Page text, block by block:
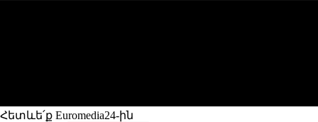
Հետևե՛ք Euromedia24-ին